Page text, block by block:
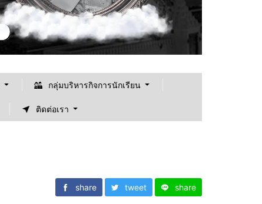
กลุ่มบริหารกิจการนักเรียน
ติดต่อเรา
share tweet share